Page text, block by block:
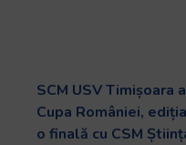
SCM USV Timișoara
Cupa României,
o finală cu CSM